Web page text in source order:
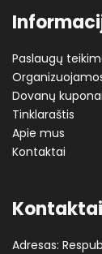
Paslaugų
Dovanų kuponai
Tinklaraštis
Apie mus
Kontaktai
Kontaktai
Adresas: